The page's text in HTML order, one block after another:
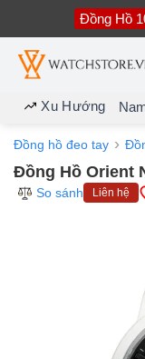
nội
dung
Đồng Hồ
Xu Hướng
Đồng hồ đeo tay
Đồng Hồ Orient
So sánh
Liên hệ